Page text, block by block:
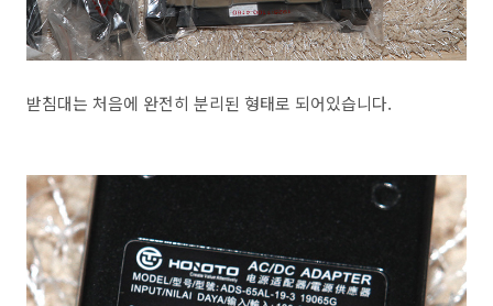
받침대는 처음에 완전히 분리된 형태로 되어있습니다.